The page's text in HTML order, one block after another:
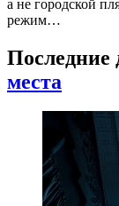
а не городской
режим…
Последние
места